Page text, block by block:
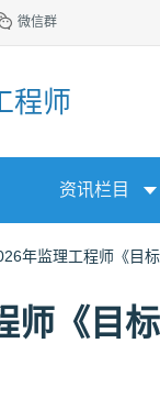
微信群
程师
资讯栏目
年监理工程师《目
师《目